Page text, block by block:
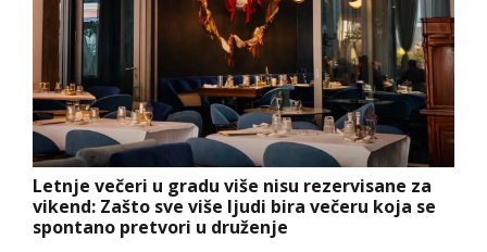
Letnje večeri u gradu više nisu rezervisane za
vikend: Zašto sve više ljudi bira večeru koja se
spontano pretvori u druženje